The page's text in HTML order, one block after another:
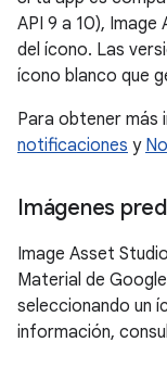
API 9 a 10), Image
del ícono. Las
ícono blanco que
Para obtener más
notificaciones y
Imágenes
Image Asset
Material de
seleccionando un
información,